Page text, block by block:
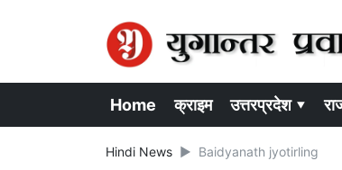
Home क्राइम उत्तरप्रदेश ▾
Hindi News Baidyanath jyotirling